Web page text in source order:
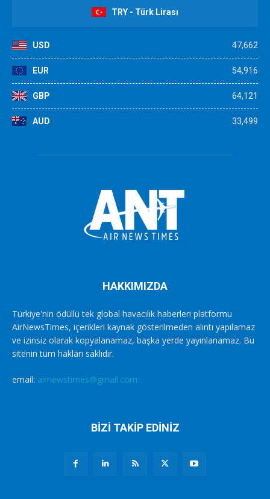
TRY - Türk Lirası
USD 47,662
EUR 54,916
GBP 64,121
AUD 33,499
HAKKIMIZDA
Türkiye'nin ödüllü tek global havacılık haberleri platformu
AirNewsTimes, içerikleri kaynak gösterilmeden alıntı yapılamaz
ve izinsiz olarak kopyalanamaz, başka yerde yayınlanamaz. Bu
sitenin tüm hakları saklıdır.
email: airnewstimes@gmail.com
BİZİ TAKİP EDİNİZ